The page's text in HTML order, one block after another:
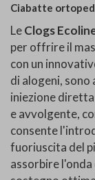
Ciabatte
LeClogs
per offrire il
con un
di alogeni,
iniezione diretta
e avvolgente,
consente
fuoriuscita del
assorbire